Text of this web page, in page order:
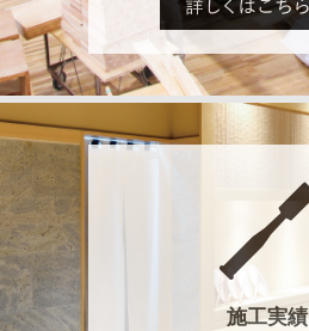
施工実績